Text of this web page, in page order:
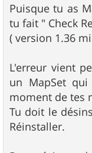
Puisque tu as
tu fait " Check
( version 1.36
L'erreur vient
un MapSet
moment de tes
Tu doit le
Réinstaller.